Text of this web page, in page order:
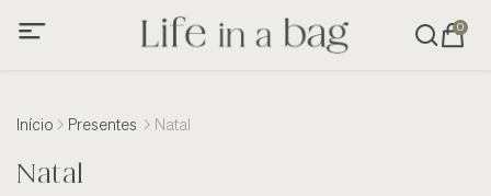
0
Início Presentes Natal
Natal